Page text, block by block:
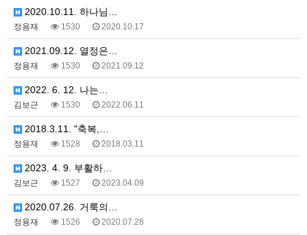
2020.10.11. 하나님…
정용재 1530 2020.10.17
2021.09.12. 열정은…
정용재 1530 2021.09.12
2022. 6. 12. 나는…
김보근 1530 2022.06.11
2018.3.11. "축복,…
정용재 1528 2018.03.11
2023. 4. 9. 부활하…
김보근 1527 2023.04.09
2020.07.26. 거룩의…
정용재 1526 2020.07.28